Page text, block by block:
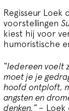
Regisseur Loek
voorstellingen
kiest hij voor
humoristische
“Iedereen voelt
moet je je
hoofd ontploft,
angsten en
denken.” – Loek